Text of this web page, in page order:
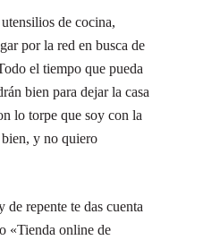
de cocina,
por la red en busca de
el tiempo que pueda
bien para dejar la casa
lo torpe que soy con la
bien, y no quiero
de repente te das cuenta
«Tienda online de